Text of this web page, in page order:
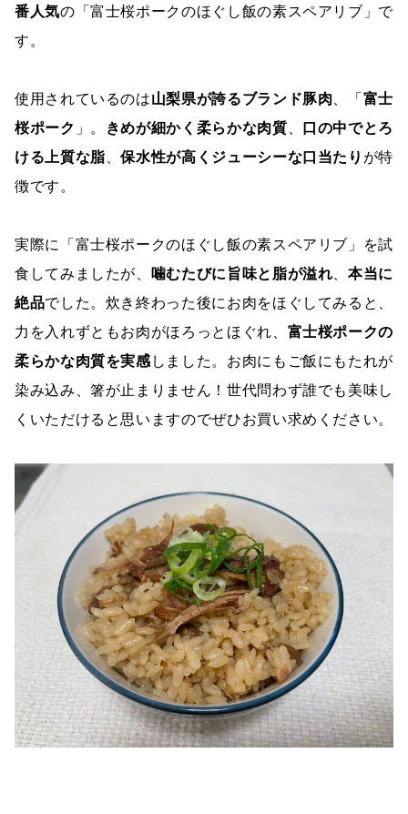
番人気の「富士桜ポークのほぐし飯の素スペアリブ」で
す。
使用されているのは山梨県が誇るブランド豚肉 、「 富士
桜ポーク 」。 きめが細かく柔らかな肉質
口の中でとろ
ける上質な脂 、保水性が高くジューシーな口当たり が特
徴です。
実際に「富士桜ポークのほぐし飯の素スペアリブ」を試
食してみましたが、
噛むたびに旨味と脂が溢れ 、本当に
絶品でした。炊き終わった後にお肉をほぐしてみると、
力を入れずともお肉がほろっとほぐれ、 富士桜ポークの
柔らかな肉質を実感 しました。お肉にもご飯にもたれが
染み込み、箸が止まりません！世代問わず誰でも美味し
くいただけると思いますのでぜひお買い求めください。